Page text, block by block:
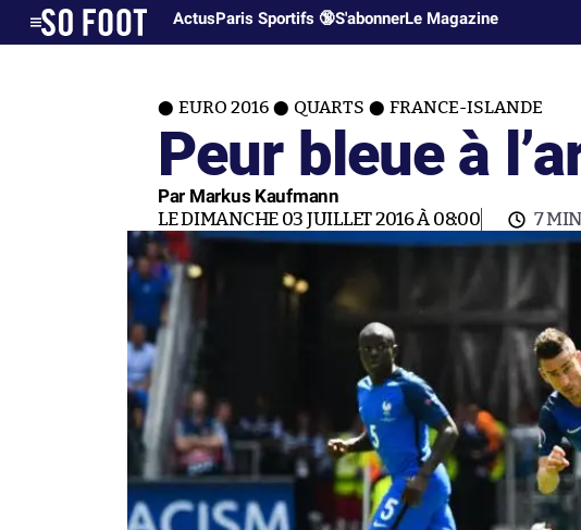
ActusParis Sportifs 🔞S'abonnerLe Magazine
EURO 2016 QUARTS FRANCE-ISLANDE
Peur bleue à
Par Markus Kaufmann
LE DIMANCHE 03 JUILLET 2016 À 08:00 7